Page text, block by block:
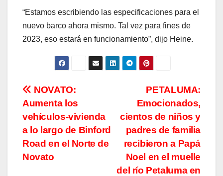
“Estamos escribiendo las especificaciones para el
nuevo barco ahora mismo. Tal vez para fines de
2023, eso estará en funcionamiento”, dijo Heine.
Navegación
de
entradas
PETALUMA:
Emocionados,
cientos de niños y
padres de familia
recibieron a Papá
Noel en el muelle
del río Petaluma en
NOVATO:
Aumenta los
vehículos-vivienda
a lo largo de Binford
Road en el Norte de
Novato